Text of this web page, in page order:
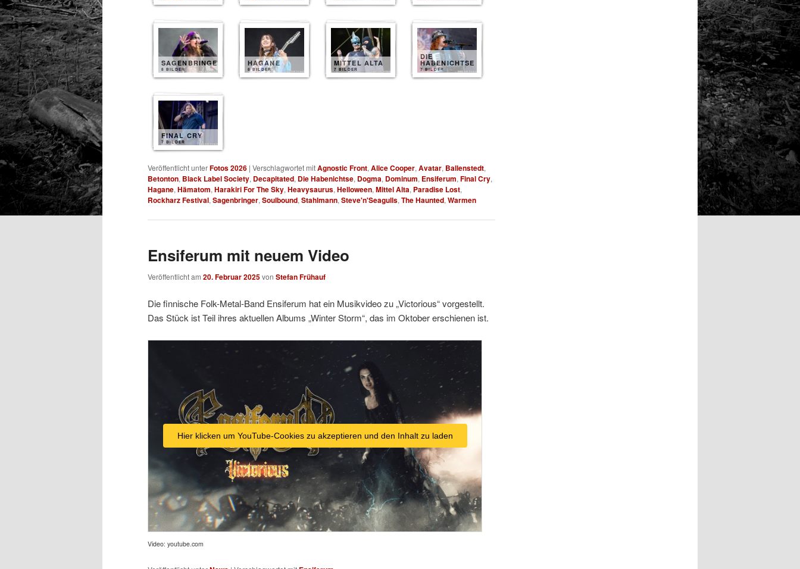
SAGENBRINGER
8 BILDER
HAGANE
8 BILDER
MITTEL ALTA
7 BILDER
DIE
HABENICHTSE
7 BILDER
FINAL CRY
7 BILDER
Veröffentlicht unterFotos 2026 | Verschlagwortet mitAgnostic Front, Alice Cooper, Avatar, Ballenstedt,
Betonton, Black Label Society, Decapitated, Die Habenichtse, Dogma, Dominum, Ensiferum, Final Cry,
Hagane, Hämatom, Harakiri For The Sky, Heavysaurus, Helloween, Mittel Alta, Paradise Lost,
Rockharz Festival, Sagenbringer, Soulbound, Stahlmann, Steve'n'Seagulls, The Haunted, Warmen
Ensiferum mit neuem Video
Veröffentlicht am 20. Februar 2025von Stefan Frühauf
Die finnische Folk-Metal-Band Ensiferum hat ein Musikvideo zu „Victorious“ vorgestellt.
Das Stück ist Teil ihres aktuellen Albums „Winter Storm“, das im Oktober erschienen ist.
Hier klicken um YouTube-Cookies zu akzeptieren und den Inhalt zu laden
Video: youtube.com